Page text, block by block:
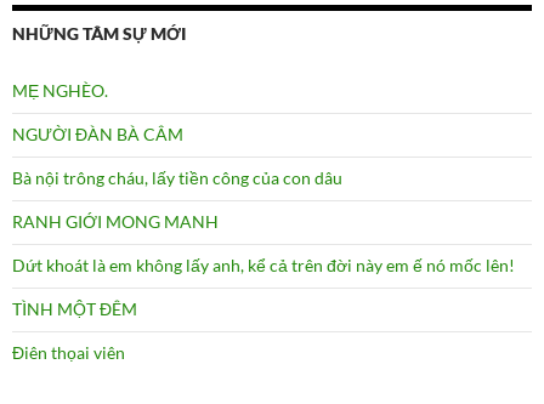
NHỮNG TÂM SỰ MỚI
MẸ NGHÈO.
NGƯỜI ĐÀN BÀ CÂM
Bà nội trông cháu, lấy tiền công của con dâu
RANH GIỚI MONG MANH
Dứt khoát là em không lấy anh, kể cả trên đời này em ế nó mốc lên!
TÌNH MỘT ĐÊM
Điên thọai viên